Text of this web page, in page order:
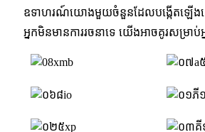
ឧទាហរណ៍យោងមួយចំនួនដែលបង្កើតឡើង
អ្នកមិនមានការរចនាទេ យើងអាចគូរសម្រាប់